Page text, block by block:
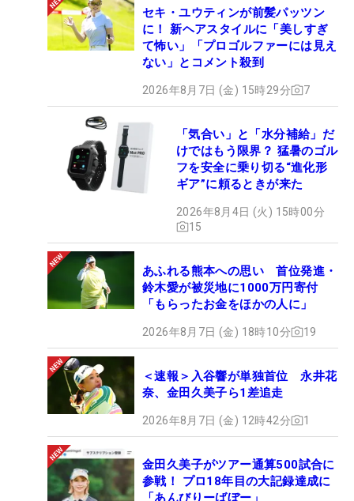
セキ・ユウティンが前髪パッツン
に！ 新ヘアスタイルに「美しすぎ
て怖い」「プロゴルファーには見え
ない」とコメント殺到
2026年8月7日 (金) 15時29分 7
「気合い」と「水分補給」だ
けではもう限界？ 猛暑のゴル
フを安全に乗り切る“進化形
ギア”に頼るときが来た
2026年8月4日 (火) 15時00分
15
あふれる熊本への思い 首位発進・
鈴木愛が被災地に1000万円寄付
「もらったお金をほかの人に」
2026年8月7日 (金) 18時10分 19
＜速報＞入谷響が単独首位 永井花
奈、金田久美子ら1差追走
2026年8月7日 (金) 12時42分 1
金田久美子がツアー通算500試合に
参戦！ プロ18年目の大記録達成に
「あんびりーばぼー」